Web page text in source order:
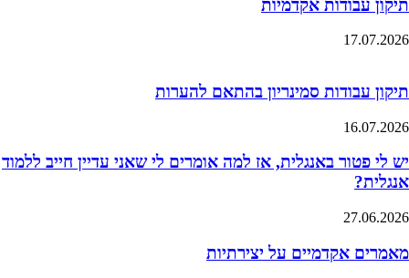
תיקון עבודות אקדמיות
17.07.2026
תיקון עבודות סמינריון בהתאם להערות
16.07.2026
יש לי פטור באנגלית, אז למה אומרים לי שאני עדיין חייב ללמוד
אנגלית?
27.06.2026
מאמרים אקדמיים על יצירתיות